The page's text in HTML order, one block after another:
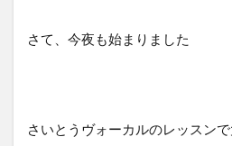
さて、今夜も始まりました
さいとうヴォーカルのレッスン